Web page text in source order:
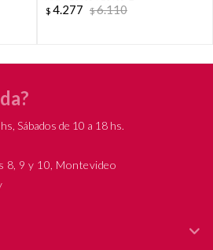
$ 4.277 $6.110
Sábados de 10 a 18 hs.
8, 9 y 10, Montevideo